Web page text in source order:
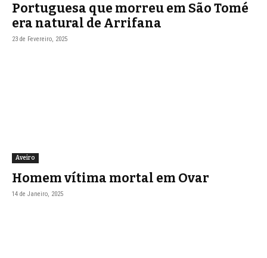
Portuguesa que morreu em São Tomé
era natural de Arrifana
23 de Fevereiro, 2025
Aveiro
Homem vítima mortal em Ovar
14 de Janeiro, 2025